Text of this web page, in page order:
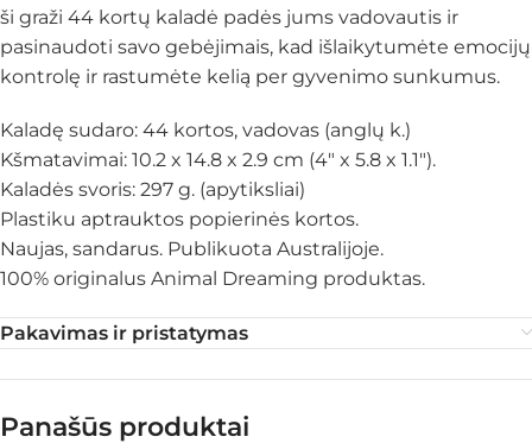
ši graži 44 kortų kaladė padės jums vadovautis ir
pasinaudoti savo gebėjimais, kad išlaikytumėte emocijų
kontrolę ir rastumėte kelią per gyvenimo sunkumus.
Kaladę sudaro: 44 kortos, vadovas (anglų k.)
Kšmatavimai: 10.2 x 14.8 x 2.9 cm (4″ x 5.8 x 1.1″).
Kaladės svoris: 297 g. (apytiksliai)
Plastiku aptrauktos popierinės kortos.
Naujas, sandarus. Publikuota Australijoje.
100% originalus Animal Dreaming produktas.
Pakavimas ir pristatymas
Panašūs produktai